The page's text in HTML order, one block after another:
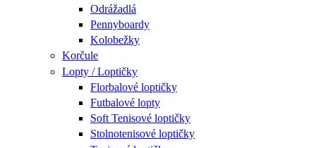
Odrážadlá
Pennyboardy
Kolobežky
Korčule
Lopty / Loptičky
Florbalové loptičky
Futbalové lopty
Soft Tenisové loptičky
Stolnotenisové loptičky